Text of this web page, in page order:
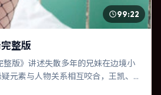
99:22
整版
整版》讲述失散多年的兄妹在边境小
元素与人物关系相互咬合，王凯、
。导演朴赞郁善于在长镜头中积蓄